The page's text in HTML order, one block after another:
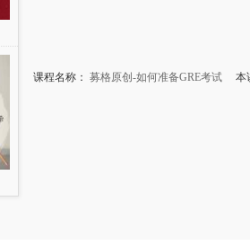
课程名称： 募格原创-如何准备GRE考试 本